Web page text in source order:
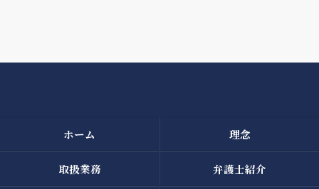
ホーム 理念
取扱業務 弁護士紹介